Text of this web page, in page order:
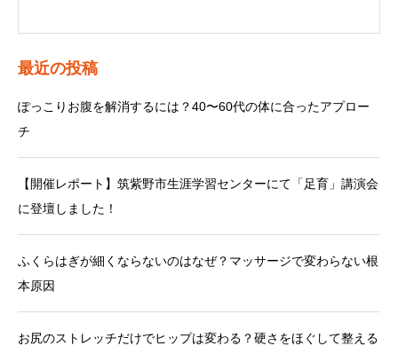
最近の投稿
ぽっこりお腹を解消するには？40〜60代の体に合ったアプロー
チ
【開催レポート】筑紫野市生涯学習センターにて「足育」講演会
に登壇しました！
ふくらはぎが細くならないのはなぜ？マッサージで変わらない根
本原因
お尻のストレッチだけでヒップは変わる？硬さをほぐして整える